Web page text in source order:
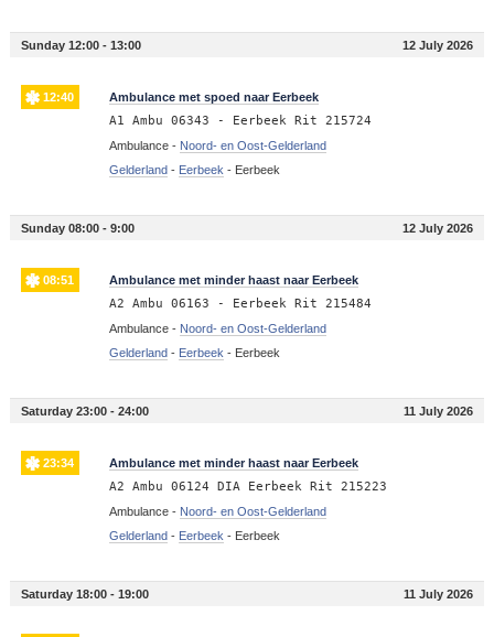
Sunday 12:00 - 13:00 12 July 2026
12:40 Ambulance met spoed naar Eerbeek
A1 Ambu 06343 - Eerbeek Rit 215724
Ambulance - Noord- en Oost-Gelderland
Gelderland- Eerbeek - Eerbeek
Sunday 08:00 - 9:00 12 July 2026
08:51 Ambulance met minder haast naar Eerbeek
A2 Ambu 06163 - Eerbeek Rit 215484
Ambulance - Noord- en Oost-Gelderland
Gelderland- Eerbeek - Eerbeek
Saturday 23:00 - 24:00 11 July 2026
23:34 Ambulance met minder haast naar Eerbeek
A2 Ambu 06124 DIA Eerbeek Rit 215223
Ambulance - Noord- en Oost-Gelderland
Gelderland- Eerbeek - Eerbeek
Saturday 18:00 - 19:00 11 July 2026